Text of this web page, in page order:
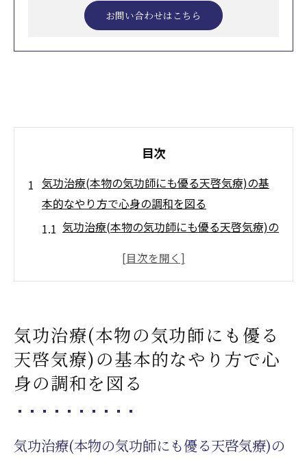
お問い合わせはこちら
目次
気功治療(本物の気功師にも優る天啓気療)の基
本的なやり方で心身の調和を図る
気功治療(本物の気功師にも優る天啓気療)の
呼吸法をマスターしてエネルギーを制御す
にも優る天啓気療)運動とその効果
気功治療(本物の気功師にも優る天啓気療)を
実践する際の注意点と安全性
継続的な実践がもたらす長期的な健康効果
気功治療(本物の気功師にも優る
天啓気療)の基本的なやり方で心
身の調和を図る
気功治療(本物の気功師にも優る天啓気療)の